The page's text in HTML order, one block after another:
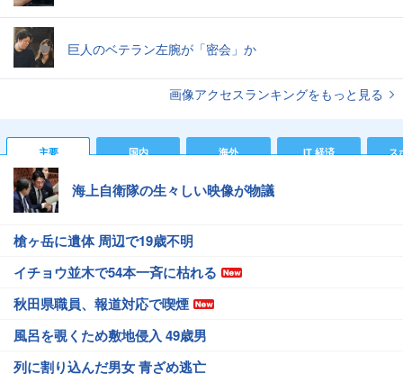
巨人のベテラン左腕が「密会」か
画像アクセスランキングをもっと見る
主要 国内 海外 IT 経済 ス
海上自衛隊の生々しい映像が物議
槍ヶ岳に遺体 周辺で19歳不明
イチョウ並木で54本一斉に枯れる
秋田県職員、報道対応で喫煙
風呂を覗くため敷地侵入 49歳男
列に割り込んだ男女 青ざめ逃亡